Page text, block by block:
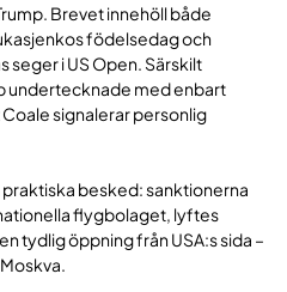
Brevet innehöll både
födelsedag och
seger i US Open. Särskilt
undertecknade med enbart
Coale signalerar personlig
besked: sanktionerna
flygbolaget, lyftes
tydlig öppning från USA:s sida –